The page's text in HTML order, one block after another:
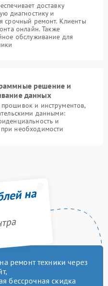
доставку
диагностику и
срочный ремонт. Клиенты
онлайн. Также
обслуживание для
решение и
данных
и инструментов,
данными:
и
необходимости
на
ремонт техники через
бессрочная скидка